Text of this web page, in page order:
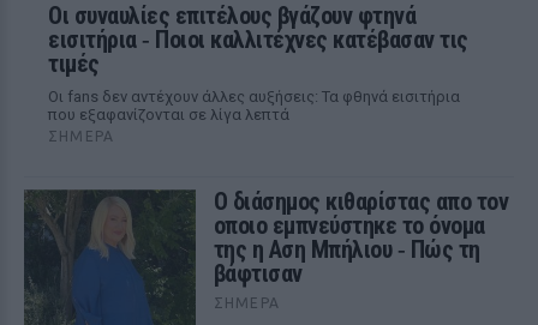
Οι συναυλίες επιτέλους βγάζουν φτηνά
εισιτήρια ‑ Ποιοι καλλιτέχνες κατέβασαν τις
τιμές
Οι fans δεν αντέχουν άλλες αυξήσεις: Τα φθηνά εισιτήρια
που εξαφανίζονται σε λίγα λεπτά
ΣΉΜΕΡΑ
Ο διάσημος κιθαρίστας απο τον
οποιο εμπνεύστηκε το όνομα
της η Αση Μπήλιου ‑ Πώς τη
βάφτισαν
ΣΉΜΕΡΑ